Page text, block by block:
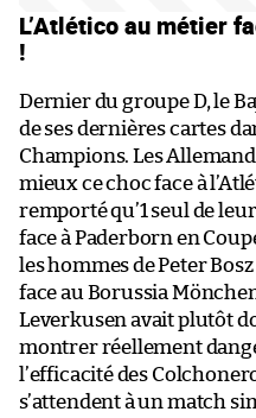
L’Atlético au métier
!
Dernier du groupe D, le
de ses dernières cartes
Champions. Les
mieux ce choc face à
remporté qu’1 seul de
face à Paderborn en
les hommes de Peter
face au Borussia
Leverkusen avait plutôt
montrer réellement
l’efficacité des
s’attendent à un match